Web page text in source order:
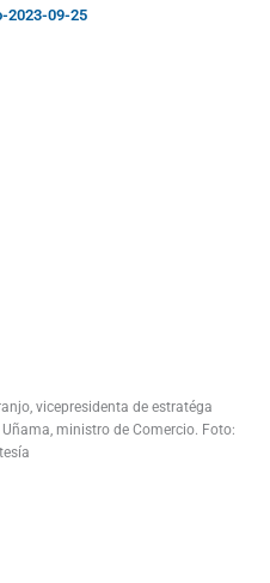
-2023-09-25
vicepresidenta de estratéga
ministro de Comercio. Foto: